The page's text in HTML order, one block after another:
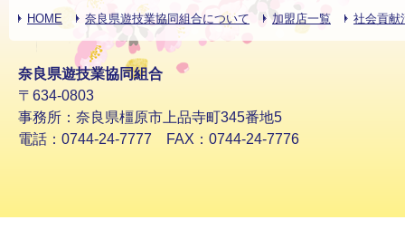
HOME 奈良県遊技業協同組合について 加盟店一覧 社会貢献
奈良県遊技業協同組合
〒634-0803
事務所：奈良県橿原市上品寺町345番地5
電話：0744-24-7777 FAX：0744-24-7776